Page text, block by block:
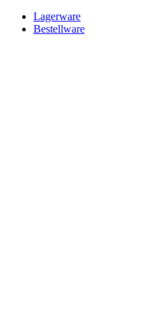
Lagerware
Bestellware